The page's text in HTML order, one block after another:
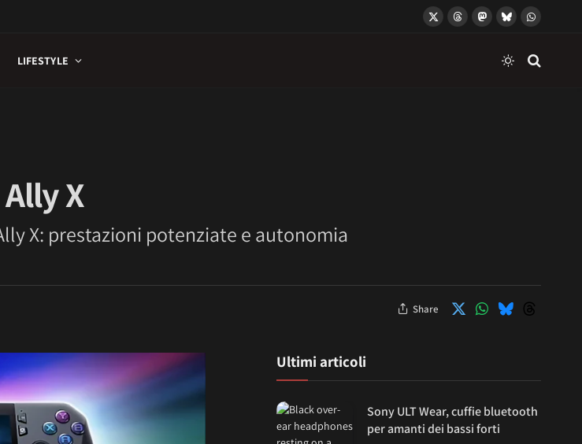
X
ThreadsMastodon
BlueskyWhatsApp
LIFESTYLE
X
X: prestazioni potenziate e autonomia
Share
Ultimi articoli
Sony ULT Wear, cuffie bluetooth
per amanti dei bassi forti